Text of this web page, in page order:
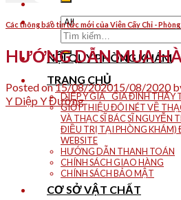
Tìm
kiếm:
NỘI QUY PHÒNG KHÁM
TRANG CHỦ
DIỆP Y GIA _ GIA ĐÌNH THẦY
GIỚI THIỆU ĐÔI NÉT VỀ
VÀ THẠC SĨ BÁC SĨ NGUYỄN
ĐIỀU TRỊ TẠI PHÒNG KHÁM)
WEBSITE
HƯỚNG DẪN THANH TOÁN
CHÍNH SÁCH GIAO HÀNG
CHÍNH SÁCH BẢO MẬT
CƠ SỞ VẬT CHẤT
Các thông báo tin tức mới của Viện Cấy Chỉ - Phòng
HƯỚNG DẪN MUA
Posted on15/08/202015/08/2020
Y Diệp Y Đường